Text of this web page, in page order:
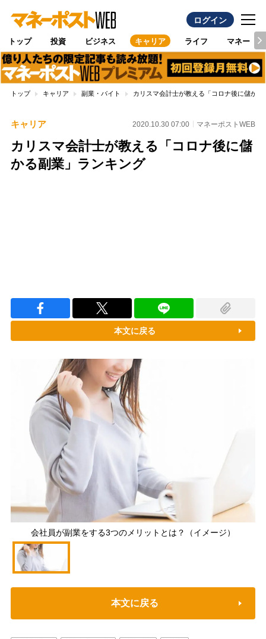
ログイン
トップ 投資 ビジネス キャリア ライフ マネー
トップ キャリア 副業・バイト カリスマ会計士が教える「コロナ後に儲かる
キャリア 2020.10.30 07:00 マネーポストWEB
カリスマ会計士が教える「コロナ後に儲
かる副業」ランキング
本文に戻る
会社員が副業をする3つのメリットとは？（イメージ）
本文に戻る